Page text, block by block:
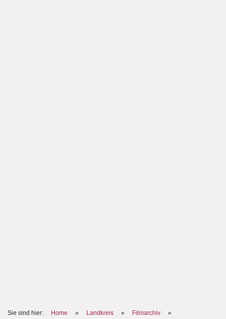
Sie sind hier: Home » Landkreis » Filmarchiv
»